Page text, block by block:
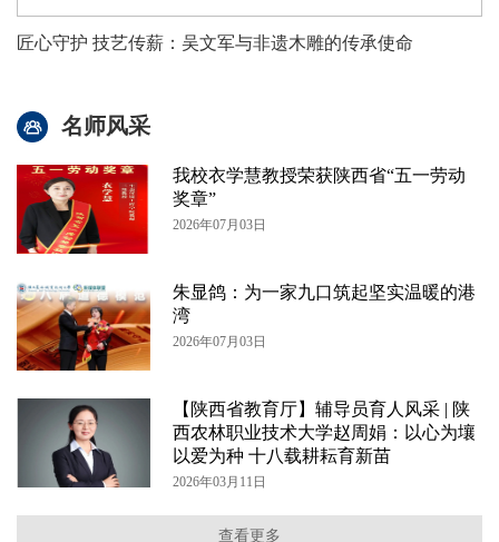
匠心守护 技艺传薪：吴文军与非遗木雕的传承使命
名师风采
我校衣学慧教授荣获陕西省“五一劳动
奖章”
2026年07月03日
朱显鸽：为一家九口筑起坚实温暖的港
湾
2026年07月03日
【陕西省教育厅】辅导员育人风采 | 陕
西农林职业技术大学赵周娟：以心为壤
以爱为种 十八载耕耘育新苗
2026年03月11日
查看更多